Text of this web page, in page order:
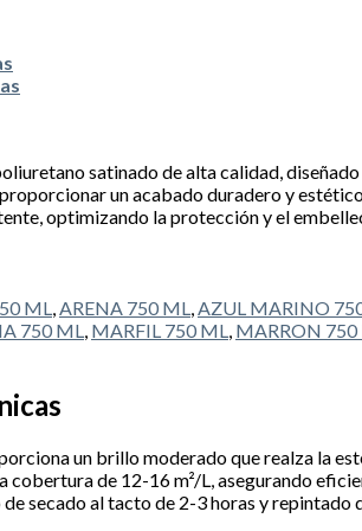
satinado de alta calidad,
un acabado duradero y
optimizando la protección y el
ML,ARENA 750 ML,AZUL MARINO
750 ML, MARFIL 750 ML, MARRON 750
un brillo moderado que realza la
cobertura de 12-16 m²/L, asegurando
secado al tacto de 2-3 horas y repintado